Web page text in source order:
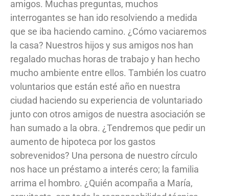
amigos. Muchas preguntas, muchos
interrogantes se han ido resolviendo a medida
que se iba haciendo camino. ¿Cómo vaciaremos
la casa? Nuestros hijos y sus amigos nos han
regalado muchas horas de trabajo y han hecho
mucho ambiente entre ellos. También los cuatro
voluntarios que están esté año en nuestra
ciudad haciendo su experiencia de voluntariado
junto con otros amigos de nuestra asociación se
han sumado a la obra. ¿Tendremos que pedir un
aumento de hipoteca por los gastos
sobrevenidos? Una persona de nuestro círculo
nos hace un préstamo a interés cero; la familia
arrima el hombro. ¿Quién acompaña a María,